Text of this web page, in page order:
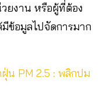
ยงาน หรือผู้ที่ต้อง
ข้อมูลไปจัดการมาก
น PM 2.5 : พลิกปม